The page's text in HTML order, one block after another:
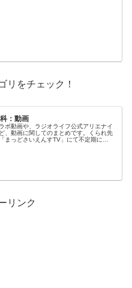
リをチェック！
：動画
ボ動画や、ラジオライフ公式アリエナイ
、動画に関してのまとめです。くられ先
まっどさいえんすTV」にて不定期に
リンク